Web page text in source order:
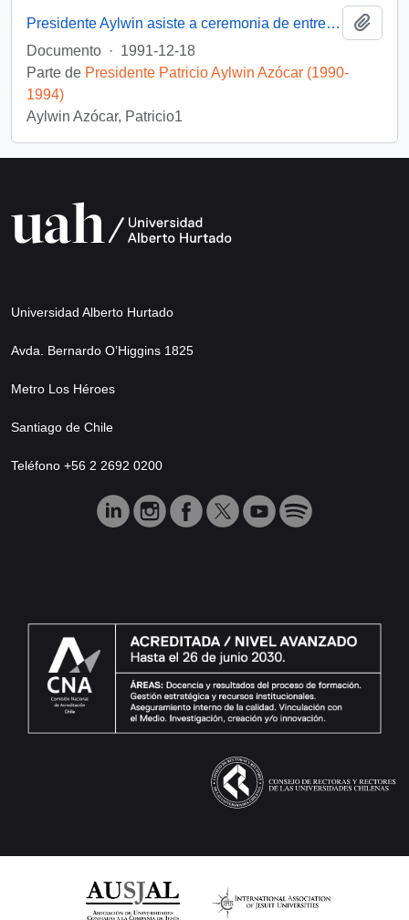
Presidente Aylwin asiste a ceremonia de entrega de Condecoración a Generales del Ejercito : video
Documento · 1991-12-18
Parte de Presidente Patricio Aylwin Azócar (1990-
1994)
Aylwin Azócar, Patricio1
Universidad Alberto Hurtado
Avda. Bernardo O’Higgins 1825
Metro Los Héroes
Santiago de Chile
Teléfono +56 2 2692 0200